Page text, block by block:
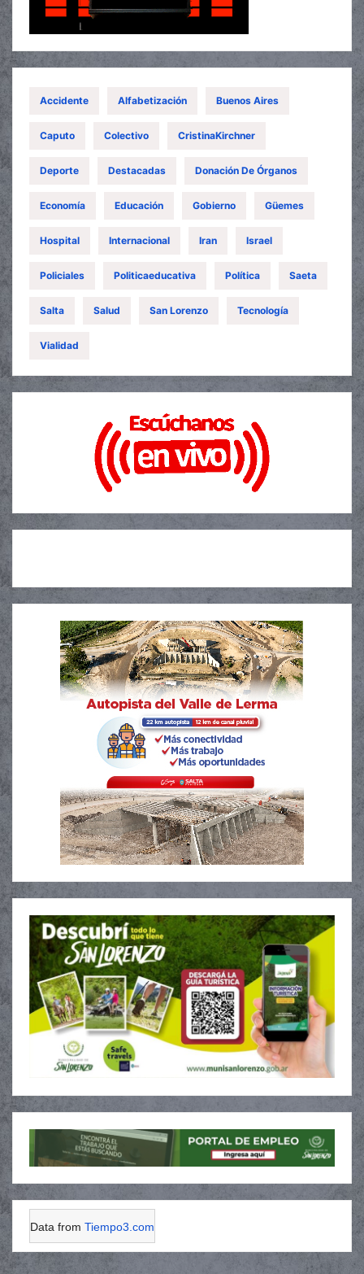
Accidente Alfabetización Buenos Aires
Caputo Colectivo CristinaKirchner
Deporte Destacadas Donación De Órganos
Economía Educación Gobierno Güemes
Hospital Internacional Iran Israel
Policiales Politicaeducativa Política Saeta
Salta Salud San Lorenzo Tecnología
Vialidad
Data from Tiempo3.com